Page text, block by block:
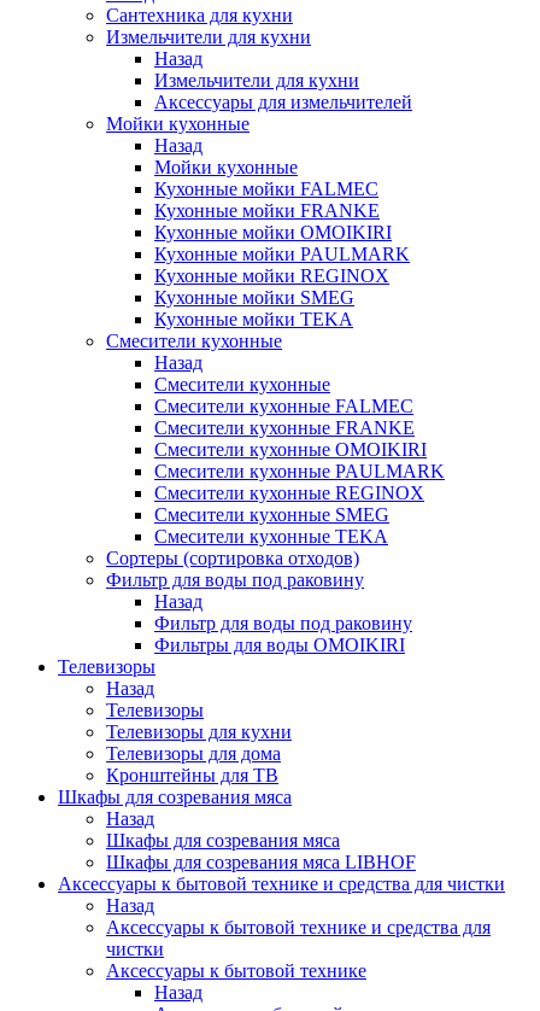
Сантехника для кухни
Измельчители для кухни
Назад
Измельчители для кухни
Аксессуары для измельчителей
Мойки кухонные
Назад
Мойки кухонные
Кухонные мойки FALMEC
Кухонные мойки FRANKE
Кухонные мойки OMOIKIRI
Кухонные мойки PAULMARK
Кухонные мойки REGINOX
Кухонные мойки SMEG
Кухонные мойки TEKA
Смесители кухонные
Назад
Смесители кухонные
Смесители кухонные FALMEC
Смесители кухонные FRANKE
Смесители кухонные OMOIKIRI
Смесители кухонные PAULMARK
Смесители кухонные REGINOX
Смесители кухонные SMEG
Смесители кухонные TEKA
Сортеры (сортировка отходов)
Фильтр для воды под раковину
Назад
Фильтр для воды под раковину
Фильтры для воды OMOIKIRI
Телевизоры
Назад
Телевизоры
Телевизоры для кухни
Телевизоры для дома
Кронштейны для ТВ
Шкафы для созревания мяса
Назад
Шкафы для созревания мяса
Шкафы для созревания мяса LIBHOF
Аксессуары к бытовой технике и средства для чистки
Назад
Аксессуары к бытовой технике и средства для
чистки
Аксессуары к бытовой технике
Назад